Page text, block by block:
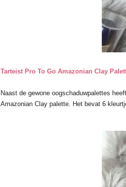
Tarteist Pro To Go Amazonian Clay
Naast de gewone oogschaduwpalettes
Amazonian Clay palette. Het bevat 6